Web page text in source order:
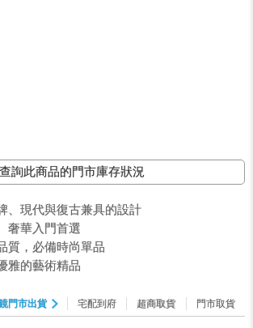
查詢此商品的門市庫存狀況
、現代與復古兼具的設計
奢華入門首選
質，必備時尚單品
雅的藝術精品
門市出貨 宅配到府 超商取貨 門市取貨